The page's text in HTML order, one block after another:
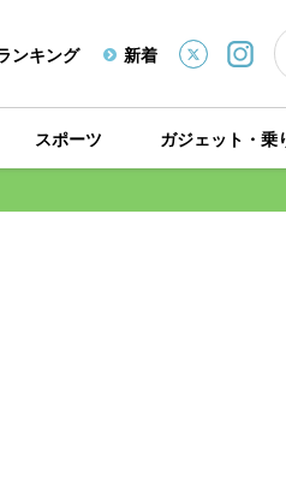
ンキング 新着
スポーツ ガジェット・乗